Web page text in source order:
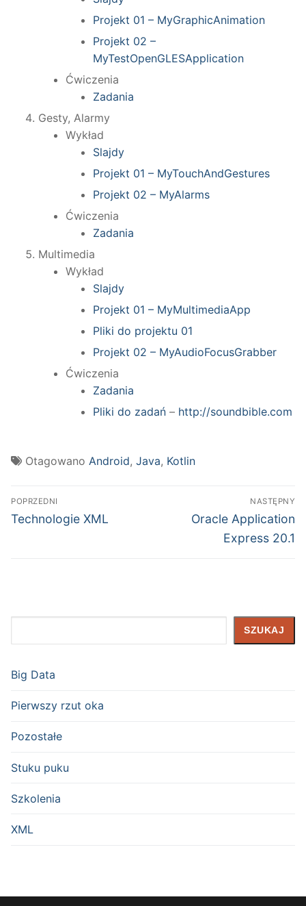
Projekt 01 – MyGraphicAnimation
Projekt 02 –
MyTestOpenGLESApplication
Ćwiczenia
Zadania
Gesty, Alarmy
Wykład
Slajdy
Projekt 01 – MyTouchAndGestures
Projekt 02 – MyAlarms
Ćwiczenia
Zadania
Multimedia
Wykład
Slajdy
Projekt 01 – MyMultimediaApp
Pliki do projektu 01
Projekt 02 – MyAudioFocusGrabber
Ćwiczenia
Zadania
Pliki do zadań – http://soundbible.com
Otagowano Android, Java, Kotlin
Nawigacja
wpisu
POPRZEDNI
Poprzedni
Technologie XML
NASTĘPNY
Następny
Oracle Application
Express 20.1
SZUKAJ
Big Data
Pierwszy rzut oka
Pozostałe
Stuku puku
Szkolenia
XML